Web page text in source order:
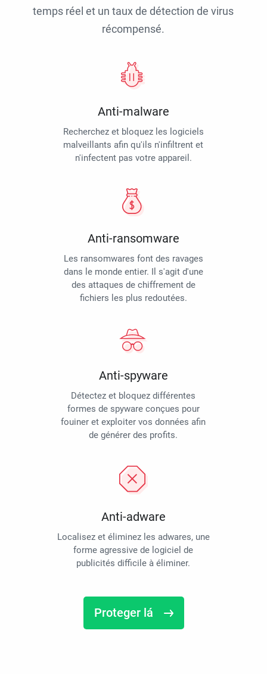
temps réel et un taux de détection de virus
récompensé.
Anti-malware
Recherchez et bloquez les logiciels
malveillants afin qu'ils n'infiltrent et
n'infectent pas votre appareil.
Anti-ransomware
Les ransomwares font des ravages
dans le monde entier. Il s'agit d'une
des attaques de chiffrement de
fichiers les plus redoutées.
Anti-spyware
Détectez et bloquez différentes
formes de spyware conçues pour
fouiner et exploiter vos données afin
de générer des profits.
Anti-adware
Localisez et éliminez les adwares, une
forme agressive de logiciel de
publicités difficile à éliminer.
Proteger lá